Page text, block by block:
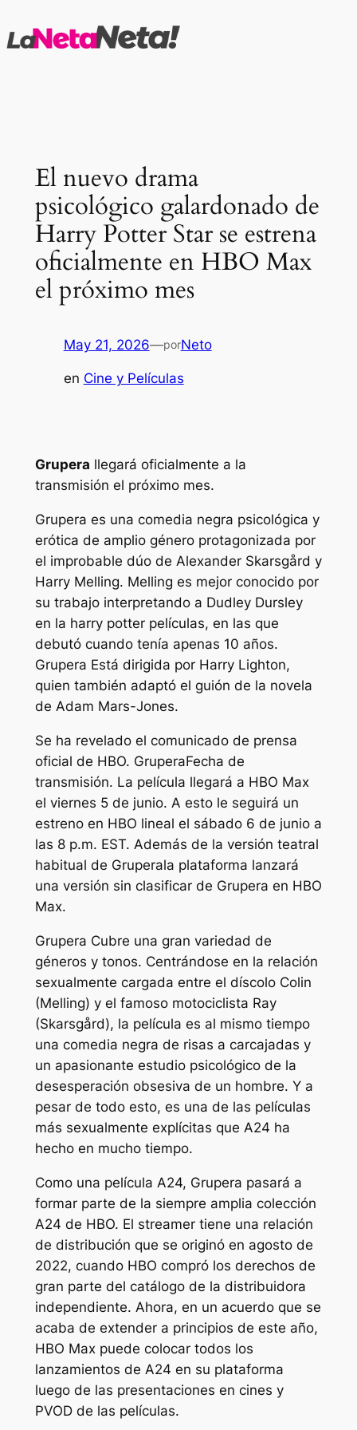
al
El nuevo drama
psicológico galardonado de
Harry Potter Star se estrena
oficialmente en HBO Max
el próximo mes
May 21, 2026—porNeto
en Cine y Películas
Grupera llegará oficialmente a la
transmisión el próximo mes.
Grupera es una comedia negra psicológica y
erótica de amplio género protagonizada por
el improbable dúo de Alexander Skarsgård y
Harry Melling. Melling es mejor conocido por
su trabajo interpretando a Dudley Dursley
en la harry potterpelículas, en las que
debutó cuando tenía apenas 10 años.
Grupera Está dirigida por Harry Lighton,
quien también adaptó el guión de la novela
de Adam Mars-Jones.
Se ha revelado el comunicado de prensa
oficial de HBO. GruperaFecha de
transmisión. La película llegará a HBO Max
el viernes 5 de junio. A esto le seguirá un
estreno en HBO lineal el sábado 6 de junio a
las 8 p.m. EST. Además de la versión teatral
habitual de Gruperala plataforma lanzará
una versión sin clasificar de Grupera en HBO
Max.
Grupera Cubre una gran variedad de
géneros y tonos. Centrándose en la relación
sexualmente cargada entre el díscolo Colin
(Melling) y el famoso motociclista Ray
(Skarsgård), la película es al mismo tiempo
una comedia negra de risas a carcajadas y
un apasionante estudio psicológico de la
desesperación obsesiva de un hombre. Y a
pesar de todo esto, es una de las películas
más sexualmente explícitas que A24 ha
hecho en mucho tiempo.
Como una película A24, Grupera pasará a
formar parte de la siempre amplia colección
A24 de HBO. El streamer tiene una relación
de distribución que se originó en agosto de
2022, cuando HBO compró los derechos de
gran parte del catálogo de la distribuidora
independiente. Ahora, en un acuerdo que se
acaba de extender a principios de este año,
HBO Max puede colocar todos los
lanzamientos de A24 en su plataforma
luego de las presentaciones en cines y
PVOD de las películas.